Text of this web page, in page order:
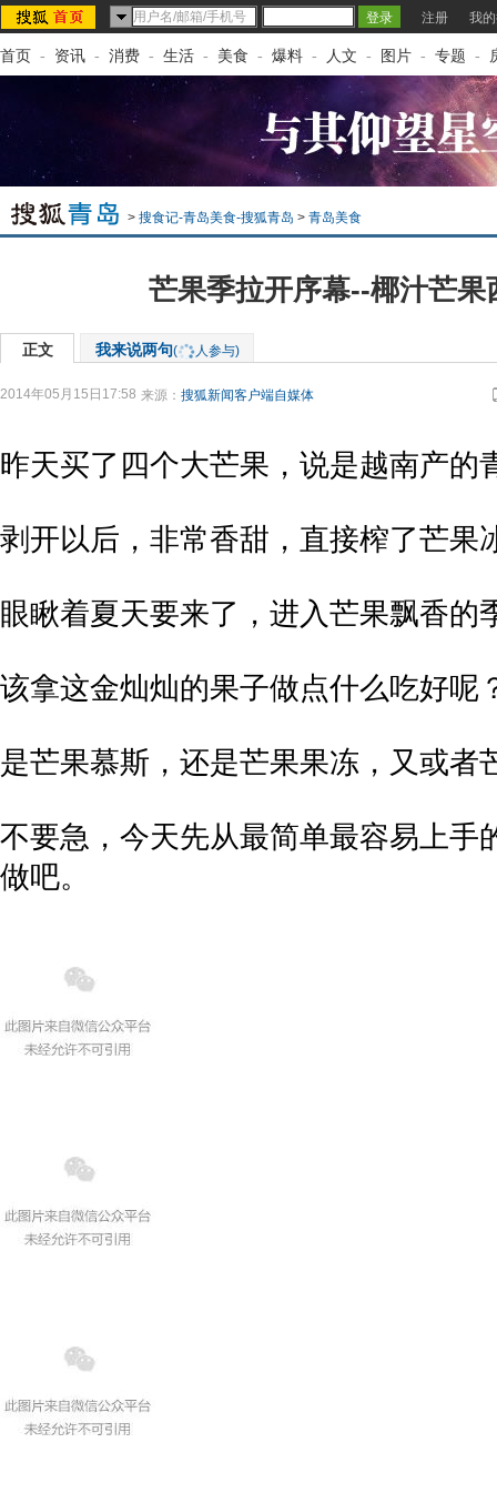
注册 我
首页 - 资讯 - 消费 - 生活 - 美食 - 爆料 - 人文 - 图片 - 专题 -
> 搜食记-青岛美食-搜狐青岛 > 青岛美食
芒果季拉开序幕--椰汁芒果
正文 我来说两句( 人参与)
2014年05月15日17:58 来源： 搜狐新闻客户端自媒体
昨天买了四个大芒果，说是越南产的
剥开以后，非常香甜，直接榨了芒果
眼瞅着夏天要来了，进入芒果飘香的
该拿这金灿灿的果子做点什么吃好呢
是芒果慕斯，还是芒果果冻，又或者
不要急，今天先从最简单最容易上手
做吧。